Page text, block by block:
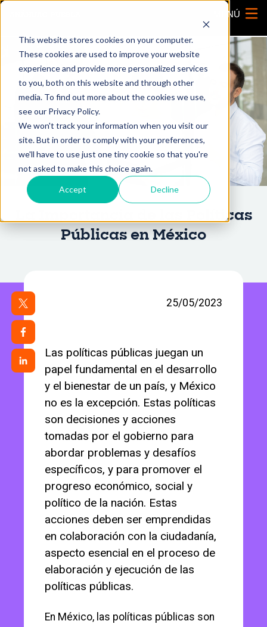
This website stores cookies on your computer.
These cookies are used to improve your website
experience and provide more personalized services
to you, both on this website and through other
media. To find out more about the cookies we use,
see our Privacy Policy.
We won't track your information when you visit our
site. But in order to comply with your preferences,
we'll have to use just one tiny cookie so that you're
not asked to make this choice again.
Accept Decline
La Importancia de las Políticas
Públicas en México
25/05/2023
Las políticas públicas juegan un
papel fundamental en el desarrollo
y el bienestar de un país, y México
no es la excepción. Estas políticas
son decisiones y acciones
tomadas por el gobierno para
abordar problemas y desafíos
específicos, y para promover el
progreso económico, social y
político de la nación. Estas
acciones deben ser emprendidas
en colaboración con la ciudadanía,
aspecto esencial en el proceso de
elaboración y ejecución de las
políticas públicas.
En México, las políticas públicas son
MENÚ